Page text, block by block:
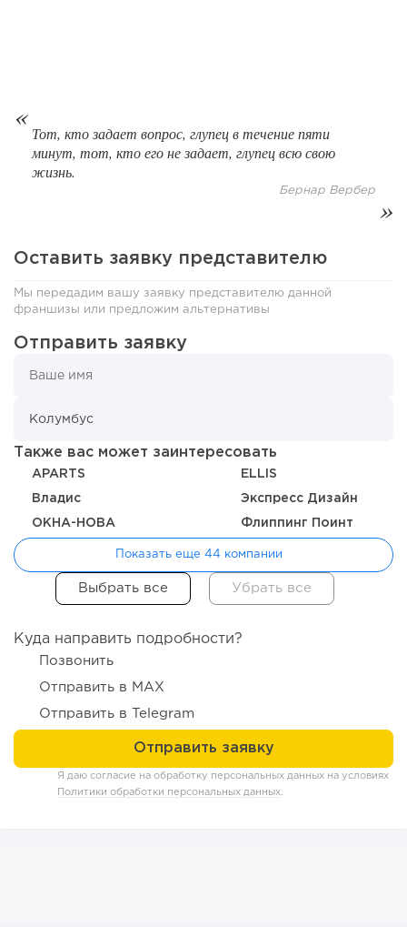
62
От стартапа за 30 тысяч рублей до бизнеса стоимостью
Тот, кто задает вопрос, глупец в течение пяти
минут, тот, кто его не задает, глупец всю свою
жизнь.
Бернар Вербер
Оставить заявку представителю
Мы передадим вашу заявку представителю данной
франшизы или предложим альтернативы
Отправить заявку
Также вас может заинтересовать
APARTS ELLIS
Владис Экспресс Дизайн
ОКНА-НОВА Флиппинг Поинт
Показать еще 44 компании
Куда направить подробности?
Позвонить
Отправить в MAX
Отправить в Telegram
Я даю согласие на обработку персональных данных на условиях
Политики обработки персональных данных.